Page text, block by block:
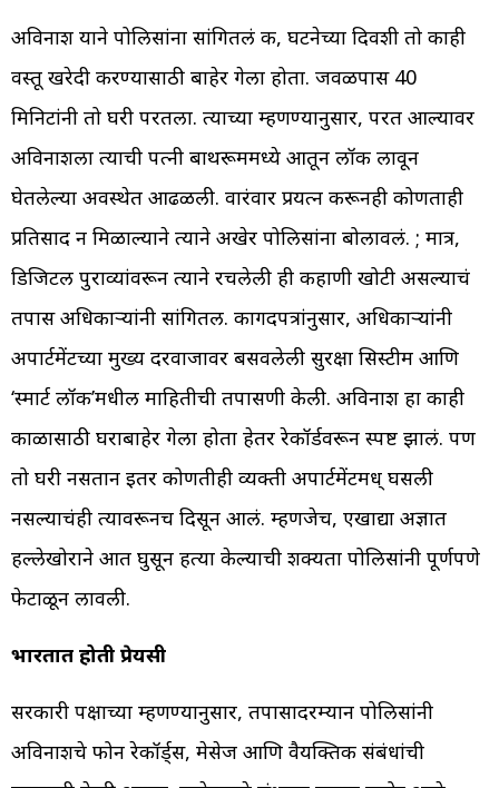
अविनाश याने पोलिसांना सांगितलं की, घटनेच्या दिवशी तो काही
वस्तू खरेदी करण्यासाठी बाहेर गेला होता. जवळपास 40
मिनिटांनी तो घरी परतला. त्याच्या म्हणण्यानुसार, परत आल्यावर
अविनाशला त्याची पत्नी बाथरूममध्ये आतून लॉक लावून
घेतलेल्या अवस्थेत आढळली. वारंवार प्रयत्न करूनही कोणताही
प्रतिसाद न मिळाल्याने त्याने अखेर पोलिसांना बोलावलं. ; मात्र,
डिजिटल पुराव्यांवरून त्याने रचलेली ही कहाणी खोटी असल्याचं
तपास अधिकाऱ्यांनी सांगितल. कागदपत्रांनुसार, अधिकाऱ्यांनी
अपार्टमेंटच्या मुख्य दरवाजावर बसवलेली सुरक्षा सिस्टीम आणि
‘स्मार्ट लॉक’मधील माहितीची तपासणी केली. अविनाश हा काही
काळासाठी घराबाहेर गेला होता हेतर रेकॉर्डवरून स्पष्ट झालं. पण
तो घरी नसतान इतर कोणतीही व्यक्ती अपार्टमेंटमध् घसली
नसल्याचंही त्यावरूनच दिसून आलं. म्हणजेच, एखाद्या अज्ञात
हल्लेखोराने आत घुसून हत्या केल्याची शक्यता पोलिसांनी पूर्णपणे
फेटाळून लावली.
भारतात होती प्रेयसी
सरकारी पक्षाच्या म्हणण्यानुसार, तपासादरम्यान पोलिसांनी
अविनाशचे फोन रेकॉर्ड्स, मेसेज आणि वैयक्तिक संबंधांची